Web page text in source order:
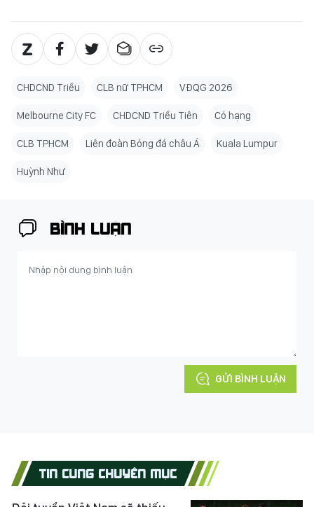
CHDCND Triều CLB nữ TPHCM VĐQG 2026
Melbourne City FC CHDCND Triều Tiên Có hạng
CLB TPHCM Liên đoàn Bóng đá châu Á Kuala Lumpur
Huỳnh Như
BÌNH LUẬN
GỬI BÌNH LUẬN
TIN CÙNG CHUYÊN MỤC